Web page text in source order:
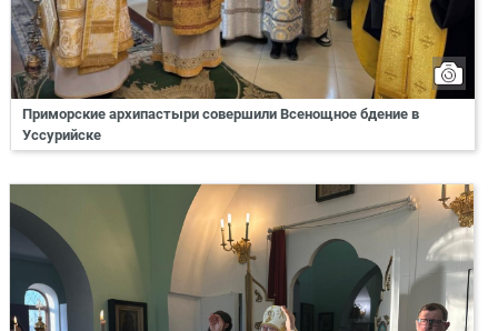
Приморские архипастыри совершили Всенощное бдение в
Уссурийске